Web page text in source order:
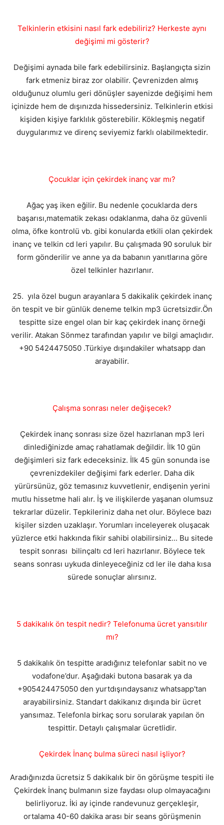
Telkinlerin etkisini nasıl fark edebiliriz? Herkeste aynı
değişimi mi gösterir?
Değişimi aynada bile fark edebilirsiniz. Başlangıçta sizin
fark etmeniz biraz zor olabilir. Çevrenizden almış
olduğunuz olumlu geri dönüşler sayenizde değişimi hem
içinizde hem de dışınızda hissedersiniz. Telkinlerin etkisi
kişiden kişiye farklılık gösterebilir. Kökleşmiş negatif
duygularımız ve direnç seviyemiz farklı olabilmektedir.
Çocuklar için çekirdek inanç var mı?
Ağaç yaş iken eğilir. Bu nedenle çocuklarda ders
başarısı,matematik zekası odaklanma, daha öz güvenli
olma, öfke kontrolü vb. gibi konularda etkili olan çekirdek
inanç ve telkin cd leri yapılır. Bu çalışmada 90 soruluk bir
form gönderilir ve anne ya da babanın yanıtlarına göre
özel telkinler hazırlanır.
25. yıla özel bugun arayanlara 5 dakikalik çekirdek inanç
ön tespit ve bir günlük deneme telkin mp3 ücretsizdir.Ön
tespitte size engel olan bir kaç çekirdek inanç örneği
verilir. Atakan Sönmez tarafından yapılır ve bilgi amaçlıdır.
+90 5424475050 .Türkiye dışındakiler whatsapp dan
arayabilir.
Çalışma sonrası neler değişecek?
Çekirdek inanç sonrası size özel hazırlanan mp3 leri
dinlediğinizde amaç rahatlamak değildir. İlk 10 gün
değişimleri siz fark edeceksiniz. İlk 45 gün sonunda ise
çevrenizdekiler değişimi fark ederler. Daha dik
yürürsünüz, göz temasınız kuvvetlenir, endişenin yerini
mutlu hissetme hali alır. İş ve ilişkilerde yaşanan olumsuz
tekrarlar düzelir. Tepkileriniz daha net olur. Böylece bazı
kişiler sizden uzaklaşır. Yorumları inceleyerek oluşacak
yüzlerce etki hakkında fikir sahibi olabilirsiniz... Bu sitede
tespit sonrası bilinçaltı cd leri hazırlanır. Böylece tek
seans sonrası uykuda dinleyeceğiniz cd ler ile daha kısa
sürede sonuçlar alırsınız.
5 dakikalık ön tespit nedir? Telefonuma ücret yansıtılır
mı?
5 dakikalık ön tespitte aradığınız telefonlar sabit no ve
vodafone’dur. Aşağıdaki butona basarak ya da
+905424475050 den yurtdışındaysanız whatsapp'tan
arayabilirsiniz. Standart dakikanız dışında bir ücret
yansımaz. Telefonla birkaç soru sorularak yapılan ön
tespittir. Detaylı çalışmalar ücretlidir.
Çekirdek İnanç bulma süreci nasıl işliyor?
Aradığınızda ücretsiz 5 dakikalık bir ön görüşme tespiti ile
Çekirdek İnanç bulmanın size faydası olup olmayacağını
belirliyoruz. İki ay içinde randevunuz gerçekleşir,
ortalama 40-60 dakika arası bir seans görüşmenin